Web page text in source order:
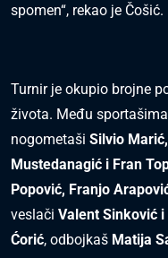
spomen“, rekao je Čošić.
Turnir je okupio brojne
života. Među
nogometaši Silvio
Mustedanagić i Fran
Popović, Franjo
veslači Valent Sinković
Ćorić, odbojkaš Matija